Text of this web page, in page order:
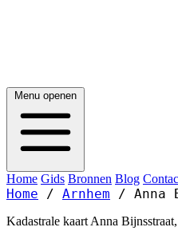
Menu openen
Home Gids Bronnen Blog
Home / Arnhem / Anna
Kadastrale kaart Anna